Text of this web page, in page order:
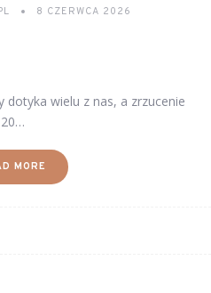
8 CZERWCA 2026
wielu z nas, a zrzucenie
20…
MORE